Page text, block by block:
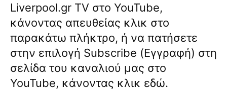
Liverpool.gr TV στο YouTube,
κάνοντας απευθείας κλικ στο
παρακάτω πλήκτρο, ή να πατήσετε
στην επιλογή Subscribe (Εγγραφή) στη
σελίδα του καναλιού μας στο
YouTube, κάνοντας κλικ εδώ.